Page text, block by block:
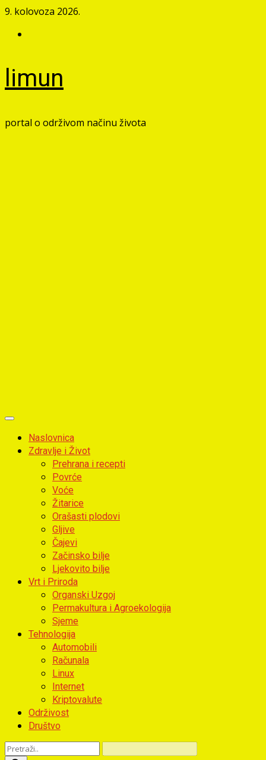
Skip
content
9. kolovoza 2026.
limun
portal o održivom načinu života
Primary
MenuNaslovnica
Zdravlje i Život
Prehrana i recepti
Povrće
Voće
Žitarice
Orašasti plodovi
Gljive
Čajevi
Začinsko bilje
Ljekovito bilje
Vrt i Priroda
Organski Uzgoj
Permakultura i Agroekologija
Sjeme
Tehnologija
Automobili
Računala
Linux
Internet
Kriptovalute
Održivost
Društvo